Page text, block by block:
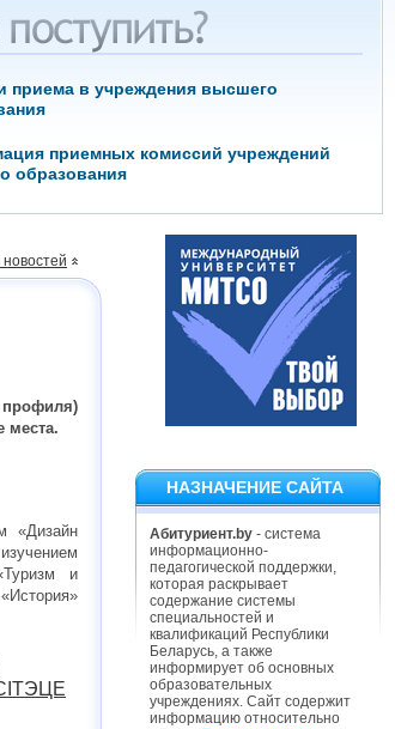
приема в учреждения высшего
приемных комиссий учреждений
образования
профиля)
места.
«Дизайн
и
НАЗНАЧЕНИЕ САЙТА
Абитуриент.by - система
информационно-
педагогической поддержки,
которая раскрывает
содержание системы
специальностей и
квалификаций Республики
Беларусь, а также
информирует об основных
образовательных
учреждениях. Сайт содержит
информацию относительно